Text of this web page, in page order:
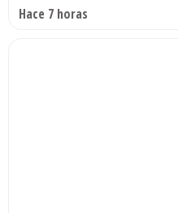
Hace 7 horas